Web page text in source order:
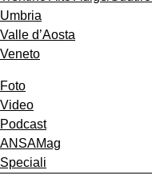
Umbria
Valle d’Aosta
Veneto
Foto
Video
Podcast
ANSAMag
Speciali